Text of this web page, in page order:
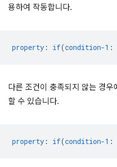
용하여 작동합니다.
property : if(condition-1 :
다른 조건이 충족되지 않는 경우
할 수 있습니다.
property : if(condition-1 :